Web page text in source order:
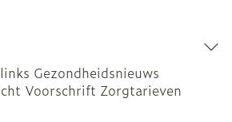
Gezondheidsnieuws
Voorschrift Zorgtarieven